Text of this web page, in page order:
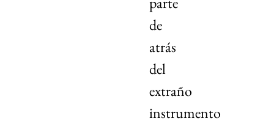
de
atrás
del
extraño
instrumento